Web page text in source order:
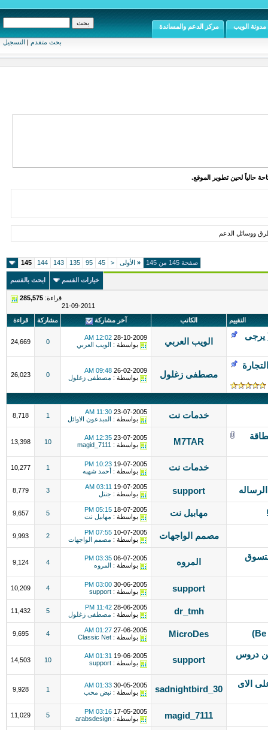
بحث متقدم | التسجيل
مدونة الويب مركز الدعم والمساندة
حالياً لحين تطوير الموقع.
ووسائل الدعم
صفحة 145 من 145 « الأولى <
45
95
135
143
144
145
خيارات القسم ابحث بالقسم
قراءة: 285,575
21-09-2011
التقييم
الكاتب آخر مشاركة مشاركة قراءة
يرجى
الويب العربي 28-10-2009
12:02 AM
بواسطة :
الويب العربي 0
24,669
مصطفى زغلول
26-02-2009
09:48 AM
بواسطة : مصطفى زغلول 0
26,023
خدمات نت 23-07-2005
11:30 AM
بواسطة :
المبدعون الاوائل 1
8,718
M7TAR
23-07-2005
12:35 AM
بواسطة : magid_7111
10
13,398
خدمات نت 19-07-2005
10:23 PM
بواسطة :
أحمد شهبه 1
10,277
support
19-07-2005
03:11 AM
بواسطة : جنتل 3
8,779
مهابيل نت 18-07-2005
05:15 PM
بواسطة : مهابيل نت 5
9,657
مصمم الواجهات 10-07-2005
07:55 PM
بواسطة : مصمم الواجهات 2
9,993
المروه 06-07-2005
03:35 PM
بواسطة :
المروه 4
9,124
support
30-06-2005
03:00 PM
بواسطة : support
4
10,209
dr_tmh
28-06-2005
11:42 PM
بواسطة : مصطفى زغلول 5
11,432
MicroDes
27-06-2005
01:27 AM
بواسطة : Classic Net
4
9,695
من دروس
support
19-06-2005
01:31 AM
بواسطة : support
10
14,503
الاى
sadnightbird_30
30-05-2005
01:33 AM
بواسطة : نبض محب 1
9,928
magid_7111
17-05-2005
03:16 PM
بواسطة : arabsdesign
5
11,029